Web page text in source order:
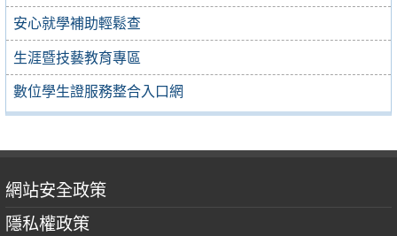
安心就學補助輕鬆查
生涯暨技藝教育專區
數位學生證服務整合入口網
網站安全政策
隱私權政策